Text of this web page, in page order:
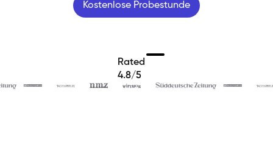
Kostenlose Probestunde
Rated
4.8/5